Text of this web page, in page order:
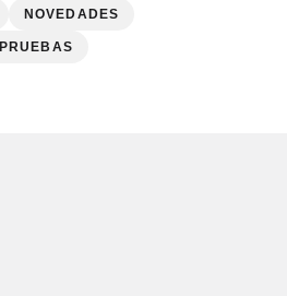
NOVEDADES
PRUEBAS